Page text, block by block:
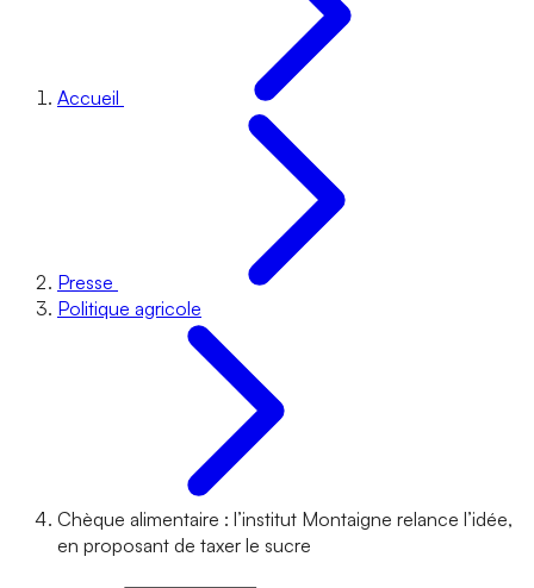
Accueil
Presse
Politique agricole
Chèque alimentaire : l’institut Montaigne relance l’idée,
en proposant de taxer le sucre